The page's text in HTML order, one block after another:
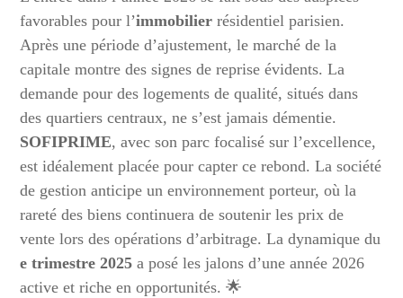
favorables pour l’immobilier résidentiel parisien.
Après une période d’ajustement, le marché de la
capitale montre des signes de reprise évidents. La
demande pour des logements de qualité, situés dans
des quartiers centraux, ne s’est jamais démentie.
SOFIPRIME, avec son parc focalisé sur l’excellence,
est idéalement placée pour capter ce rebond. La société
de gestion anticipe un environnement porteur, où la
rareté des biens continuera de soutenir les prix de
vente lors des opérations d’arbitrage. La dynamique du
e trimestre 2025 a posé les jalons d’une année 2026
active et riche en opportunités. 🌟